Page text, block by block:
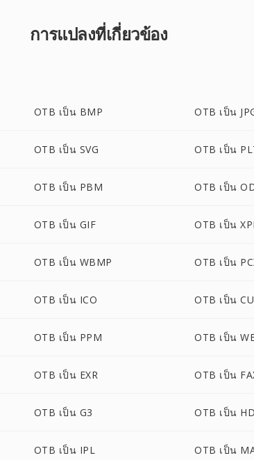
การแปลงที่เกี่ยวข้อง
OTB เป็น BMP OTB เป็น
OTB เป็น SVG OTB เป็น
OTB เป็น PBM OTB เป็น
OTB เป็น GIF OTB เป็น
OTB เป็น WBMP OTB เป็น
OTB เป็น ICO OTB เป็น
OTB เป็น PPM OTB เป็น
OTB เป็น EXR OTB เป็น
OTB เป็น G3 OTB เป็น
OTB เป็น IPL OTB เป็น